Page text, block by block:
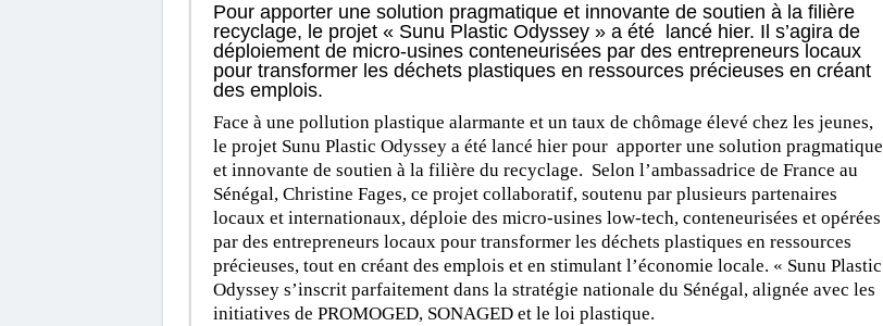
Pour apporter une solution pragmatique et innovante de soutien à la filière
recyclage, le projet « Sunu Plastic Odyssey » a été lancé hier. Il s’agira de
déploiement de micro-usines conteneurisées par des entrepreneurs locaux
pour transformer les déchets plastiques en ressources précieuses en créant
des emplois.
Face à une pollution plastique alarmante et un taux de chômage élevé chez les jeunes,
le projet Sunu Plastic Odyssey a été lancé hier pour apporter une solution pragmatique
et innovante de soutien à la filière du recyclage. Selon l’ambassadrice de France au
Sénégal, Christine Fages, ce projet collaboratif, soutenu par plusieurs partenaires
locaux et internationaux, déploie des micro-usines low-tech, conteneurisées et opérées
par des entrepreneurs locaux pour transformer les déchets plastiques en ressources
précieuses, tout en créant des emplois et en stimulant l’économie locale. « Sunu Plastic
Odyssey s’inscrit parfaitement dans la stratégie nationale du Sénégal, alignée avec les
initiatives de PROMOGED, SONAGED et le loi plastique.